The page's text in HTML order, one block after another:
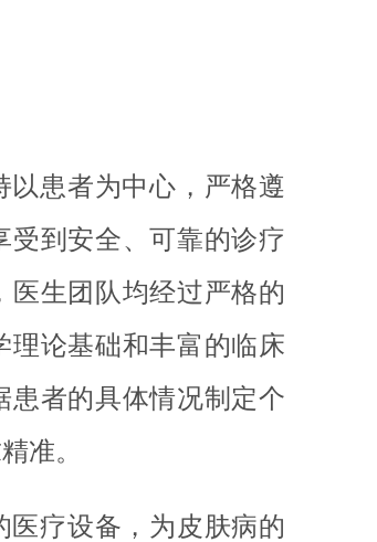
以患者为中心，严格遵
受到安全、可靠的诊疗
医生团队均经过严格的
理论基础和丰富的临床
患者的具体情况制定个
准。
医疗设备，为皮肤病的